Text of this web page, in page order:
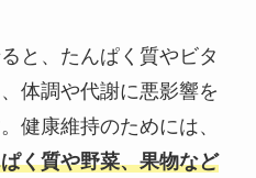
と、たんぱく質やビタ
体調や代謝に悪影響を
健康維持のためには、
く質や野菜、果物など